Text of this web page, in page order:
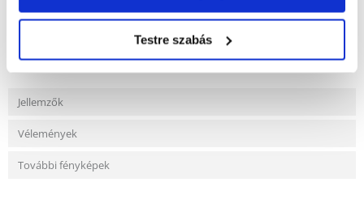
Testre szabás
Gyakori Kérdések (GYIK)
Jellemzők
Vélemények
További fényképek